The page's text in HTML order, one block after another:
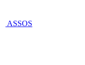
ASSOS